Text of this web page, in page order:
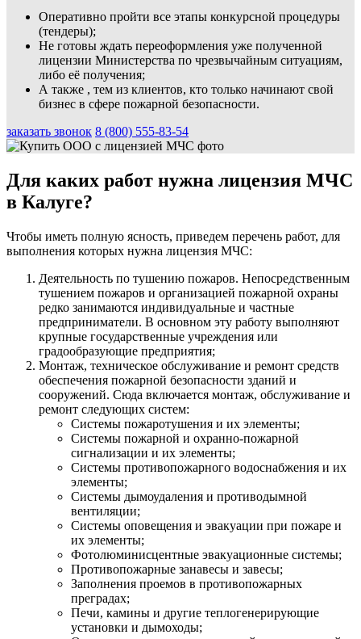
Оперативно пройти все этапы конкурсной процедуры
(тендеры);
Не готовы ждать переоформления уже полученной
лицензии Министерства по чрезвычайным ситуациям,
либо её получения;
А также , тем из клиентов, кто только начинают свой
бизнес в сфере пожарной безопасности.
заказать звонок 8 (800) 555-83-54
Для каких работ нужна лицензия МЧС
в Калуге?
Чтобы иметь полную ясность, приведем перечень работ, для
выполнения которых нужна лицензия МЧС:
Деятельность по тушению пожаров. Непосредственным
тушением пожаров и организацией пожарной охраны
редко занимаются индивидуальные и частные
предприниматели. В основном эту работу выполняют
крупные государственные учреждения или
градообразующие предприятия;
Монтаж, техническое обслуживание и ремонт средств
обеспечения пожарной безопасности зданий и
сооружений. Сюда включается монтаж, обслуживание и
ремонт следующих систем:
Системы пожаротушения и их элементы;
Системы пожарной и охранно-пожарной
сигнализации и их элементы;
Системы противопожарного водоснабжения и их
элементы;
Системы дымоудаления и противодымной
вентиляции;
Системы оповещения и эвакуации при пожаре и
их элементы;
Фотолюминисцентные эвакуационные системы;
Противопожарные занавесы и завесы;
Заполнения проемов в противопожарных
преградах;
Печи, камины и другие теплогенерирующие
установки и дымоходы;